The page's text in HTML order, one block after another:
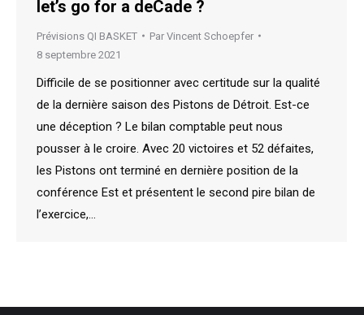
let’s go for a deCade ?
Prévisions QI BASKET Par Vincent Schoepfer
8 septembre 2021
Difficile de se positionner avec certitude sur la qualité
de la dernière saison des Pistons de Détroit. Est-ce
une déception ? Le bilan comptable peut nous
pousser à le croire. Avec 20 victoires et 52 défaites,
les Pistons ont terminé en dernière position de la
conférence Est et présentent le second pire bilan de
l’exercice,…